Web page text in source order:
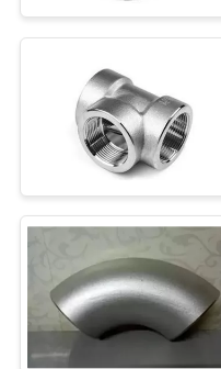
এসএস সকেট